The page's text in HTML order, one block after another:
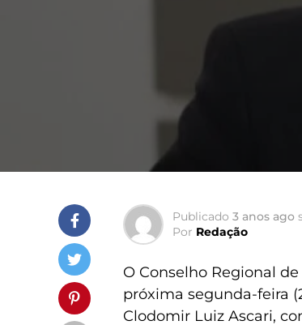
Publicado 3 anos ago
Por Redação
O Conselho Regional
próxima segunda-feira
Clodomir Luiz Ascari,